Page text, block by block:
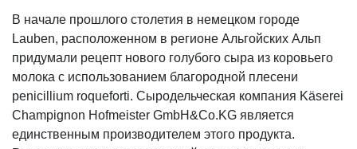
В начале прошлого столетия в немецком городе
Lauben, расположенном в регионе Альгойских Альп
придумали рецепт нового голубого сыра из коровьего
молока с использованием благородной плесени
penicillium roqueforti. Сыродельческая компания Käserei
Champignon Hofmeister GmbH&Co.KG является
единственным производителем этого продукта.